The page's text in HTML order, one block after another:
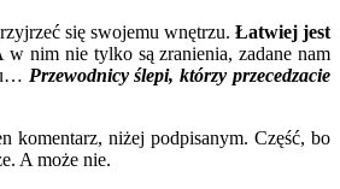
się swojemu wnętrzu. Łatwiej jest
nim nie tylko są zranienia, zadane nam
Przewodnicy ślepi, którzy przecedzacie
komentarz, niżej podpisanym. Część, bo
A może nie.